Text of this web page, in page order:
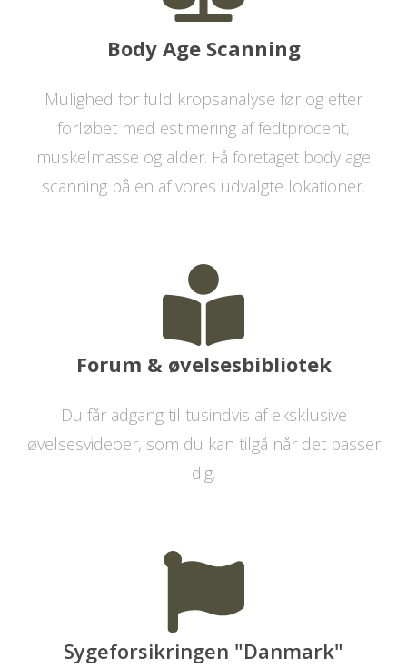
Body Age Scanning
Mulighed for fuld kropsanalyse før og efter
forløbet med estimering af fedtprocent,
muskelmasse og alder. Få foretaget body age
scanning på en af vores udvalgte lokationer.
Forum & øvelsesbibliotek
Du får adgang til tusindvis af eksklusive
øvelsesvideoer, som du kan tilgå når det passer
dig.
Sygeforsikringen "Danmark"